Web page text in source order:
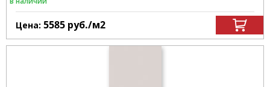
Цена: 5585 руб./м2